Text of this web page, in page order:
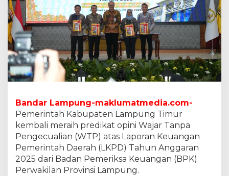
m
t
i
m
R
a
i
h
W
k
e
-
8
a
l
i
Bandar Lampung-maklumatmedia.com-
Pemerintah Kabupaten Lampung Timur
kembali meraih predikat opini Wajar Tanpa
Pengecualian (WTP) atas Laporan Keuangan
Pemerintah Daerah (LKPD) Tahun Anggaran
2025 dari Badan Pemeriksa Keuangan (BPK)
Perwakilan Provinsi Lampung.